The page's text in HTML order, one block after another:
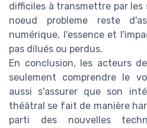
difficiles à transmettre par les
noeud probleme reste
numérique, l'essence et
pas dilués ou perdus.
En conclusion, les acteurs
seulement comprendre le
aussi s'assurer que son
théâtral se fait de manière
parti des nouvelles